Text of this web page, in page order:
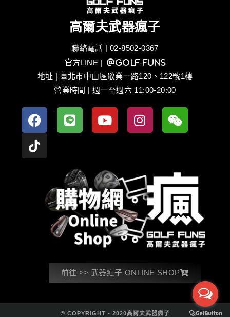
高爾夫武器瘋子
聯絡電話 | 02-8502-0367
官方LINE | @golf-funs
地址 | 臺北市中山區敬業一路120、122號1樓
營業時間 | 週一至週六 11:00-20:00
前往 >> 武器瘋子 ONLINE SHOP
© COPYRIGHT - 2020高爾夫武器瘋子